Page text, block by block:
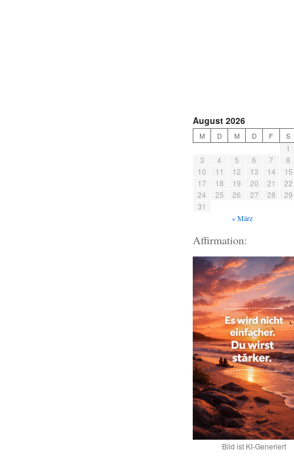
August 2026
M D M D F S
1
3
4 5 6 7 8
10
11 12 13 14 15
17
18 19 20 21 22
24
25 26 27 28 29
31
« März
Affirmation:
Bild ist KI-Generiert